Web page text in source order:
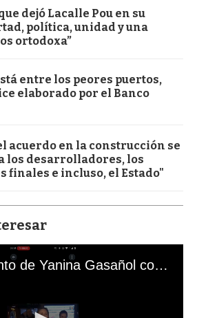
dejó Lacalle Pou en su
política, unidad y una
ortodoxa”
entre los peores puertos,
elaborado por el Banco
acuerdo en la construcción se
los desarrolladores, los
finales e incluso, el Estado"
El mal momento de Yanina Gasañol con un hincha argentino en "Subrayado"